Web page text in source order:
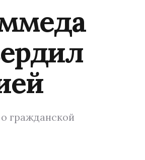
гражданской